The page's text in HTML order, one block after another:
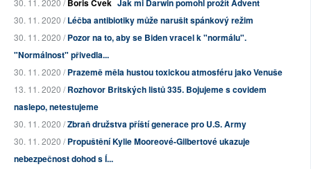
30. 11. 2020 /Boris Cvek Jak mi Darwin pomohl prožít Advent
30. 11. 2020 /Léčba antibiotiky může narušit spánkový režim
30. 11. 2020 /Pozor na to, aby se Biden vracel k "normálu".
"Normálnost" přivedla...
30. 11. 2020 /Prazemě měla hustou toxickou atmosféru jako Venuše
13. 11. 2020 /Rozhovor Britských listů 335. Bojujeme s covidem
naslepo, netestujeme
30. 11. 2020 /Zbraň družstva příští generace pro U.S. Army
30. 11. 2020 /Propuštění Kylie Mooreové-Gilbertové ukazuje
nebezpečnost dohod s Í...